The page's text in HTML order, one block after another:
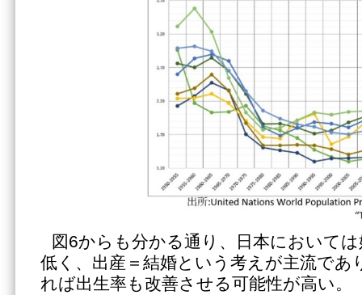
図6からも分かる通り、日本において
低く、出産＝結婚という考えが主流であ
れば出生率も改善させる可能性が高い。